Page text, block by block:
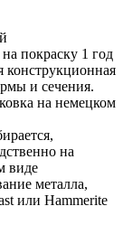
покраску 1 год
конструкционная
и сечения.
на немецком
на
виде
металла,
или Hammerite